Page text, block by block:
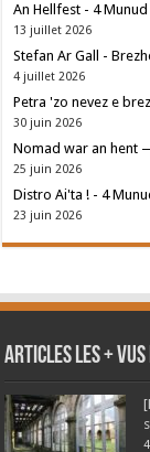
An Hellfest - 4 Munud
13 juillet 2026
Stefan Ar Gall -
4 juillet 2026
Petra 'zo nevez e
30 juin 2026
Nomad war an hent
25 juin 2026
Distro Ai'ta ! - 4
23 juin 2026
Articles les +